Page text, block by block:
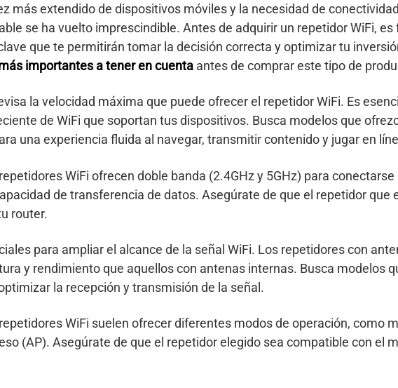
más extendido de dispositivos móviles y la necesidad de
se ha vuelto imprescindible. Antes de adquirir un repetidor WiFi,
que te permitirán tomar la decisión correcta y optimizar tu
importantes a tener en cuenta antes de comprar este tipo de
la velocidad máxima que puede ofrecer el repetidor WiFi. Es
de WiFi que soportan tus dispositivos. Busca modelos que
una experiencia fluida al navegar, transmitir contenido y jugar en
WiFi ofrecen doble banda (2.4GHz y 5GHz) para
de transferencia de datos. Asegúrate de que el repetidor que
router.
para ampliar el alcance de la señal WiFi. Los repetidores con
y rendimiento que aquellos con antenas internas. Busca modelos
la recepción y transmisión de la señal.
WiFi suelen ofrecer diferentes modos de operación, como
(AP). Asegúrate de que el repetidor elegido sea compatible con el